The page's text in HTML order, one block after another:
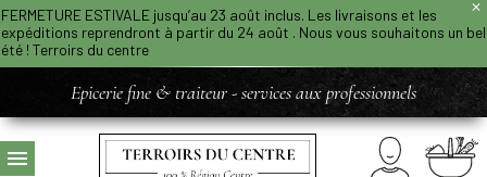
FERMETURE ESTIVALE jusqu’au 23 août inclus. Les livraisons et les
expéditions reprendront à partir du 24 août . Nous vous souhaitons un bel
été ! Terroirs du centre
Epicerie fine & traiteur - services aux professionnels